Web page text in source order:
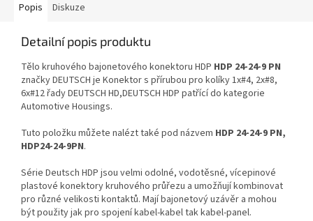
Popis Diskuze
Detailní popis produktu
Tělo kruhového bajonetového konektoru HDP HDP 24-24-9 PN
značky DEUTSCH je Konektor s přírubou pro kolíky 1x#4, 2x#8,
6x#12 řady DEUTSCH HD,DEUTSCH HDP patřící do kategorie
Automotive Housings.
Tuto položku můžete nalézt také pod názvem HDP 24-24-9 PN,
HDP24-24-9PN.
Série Deutsch HDP jsou velmi odolné, vodotěsné, vícepinové
plastové konektory kruhového průřezu a umožňují kombinovat
pro různé velikosti kontaktů. Mají bajonetový uzávěr a mohou
být použity jak pro spojení kabel-kabel tak kabel-panel.